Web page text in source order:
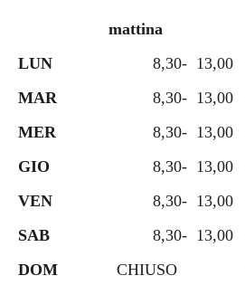
mattina
LUN
8,30- 13,00
MAR
8,30- 13,00
MER
8,30- 13,00
GIO
8,30- 13,00
VEN
8,30- 13,00
SAB
8,30- 13,00
DOM
CHIUSO